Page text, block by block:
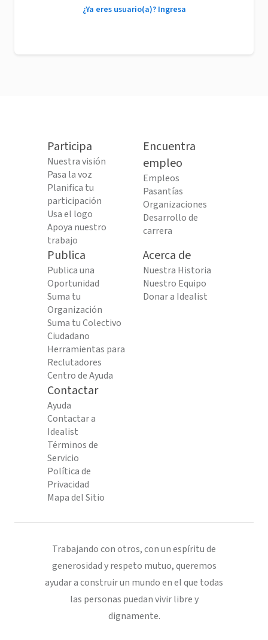
¿Ya eres usuario(a)? Ingresa
Participa
Nuestra visión
Pasa la voz
Planifica tu
participación
Usa el logo
Apoya nuestro
trabajo
Encuentra
empleo
Empleos
Pasantías
Organizaciones
Desarrollo de
carrera
Publica
Publica una
Oportunidad
Suma tu
Organización
Suma tu Colectivo
Ciudadano
Herramientas para
Reclutadores
Centro de Ayuda
Acerca de
Nuestra Historia
Nuestro Equipo
Donar a Idealist
Contactar
Ayuda
Contactar a
Idealist
Términos de
Servicio
Política de
Privacidad
Mapa del Sitio
Trabajando con otros, con un espíritu de
generosidad y respeto mutuo, queremos
ayudar a construir un mundo en el que todas
las personas puedan vivir libre y
dignamente.